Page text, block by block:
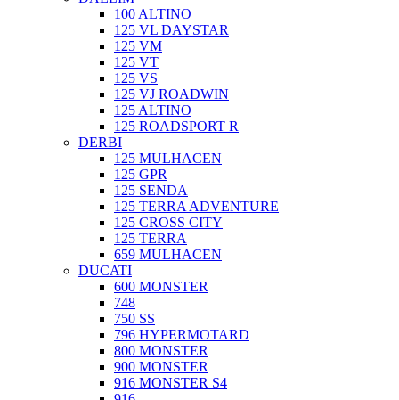
100 ALTINO
125 VL DAYSTAR
125 VM
125 VT
125 VS
125 VJ ROADWIN
125 ALTINO
125 ROADSPORT R
DERBI
125 MULHACEN
125 GPR
125 SENDA
125 TERRA ADVENTURE
125 CROSS CITY
125 TERRA
659 MULHACEN
DUCATI
600 MONSTER
748
750 SS
796 HYPERMOTARD
800 MONSTER
900 MONSTER
916 MONSTER S4